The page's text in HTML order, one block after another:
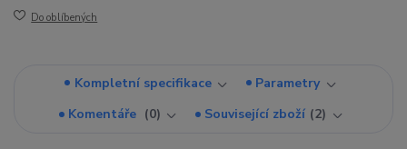
Do oblíbených
Kompletní specifikace
Parametry
Komentáře
0 Související zboží 2